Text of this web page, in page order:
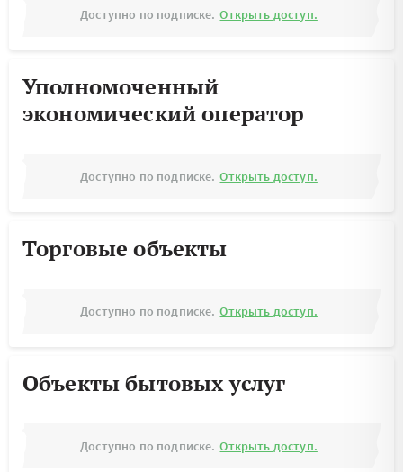
Доступно по подписке. Открыть доступ.
Уполномоченный
экономический оператор
Доступно по подписке. Открыть доступ.
Торговые объекты
Доступно по подписке. Открыть доступ.
Объекты бытовых услуг
Доступно по подписке. Открыть доступ.